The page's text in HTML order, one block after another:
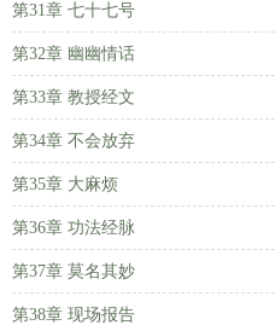
第31章 七十七号
第32章 幽幽情话
第33章 教授经文
第34章 不会放弃
第35章 大麻烦
第36章 功法经脉
第37章 莫名其妙
第38章 现场报告